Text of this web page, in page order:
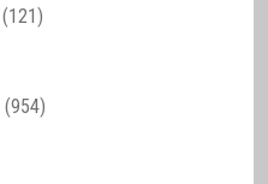
(121)
(954)